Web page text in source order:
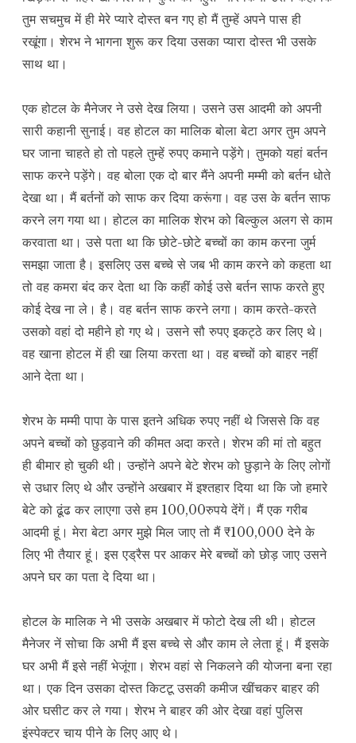
तुम सचमुच में ही मेरे प्यारे दोस्त बन गए हो मैं तुम्हें अपने पास ही
रखूंगा। शेरभ ने भागना शुरू कर दिया उसका प्यारा दोस्त भी उसके
साथ था।
एक होटल के मैनेजर ने उसे देख लिया। उसने उस आदमी को अपनी
सारी कहानी सुनाई। वह होटल का मालिक बोला बेटा अगर तुम अपने
घर जाना चाहते हो तो पहले तुम्हें रुपए कमाने पड़ेंगे। तुमको यहां बर्तन
साफ करने पड़ेंगे। वह बोला एक दो बार मैंने अपनी मम्मी को बर्तन धोते
देखा था। मैं बर्तनों को साफ कर दिया करूंगा। वह उस के बर्तन साफ
करने लग गया था। होटल का मालिक शेरभ को बिल्कुल अलग से काम
करवाता था। उसे पता था कि छोटे-छोटे बच्चों का काम करना जुर्म
समझा जाता है। इसलिए उस बच्चे से जब भी काम करने को कहता था
तो वह कमरा बंद कर देता था कि कहीं कोई उसे बर्तन साफ करते हुए
कोई देख ना ले। है। वह बर्तन साफ करने लगा। काम करते-करते
उसको वहां दो महीने हो गए थे। उसने सौ रुपए इकट्ठे कर लिए थे।
वह खाना होटल में ही खा लिया करता था। वह बच्चों को बाहर नहीं
आने देता था।
शेरभ के मम्मी पापा के पास इतने अधिक रुपए नहीं थे जिससे कि वह
अपने बच्चों को छुड़वाने की कीमत अदा करते। शेरभ की मां तो बहुत
ही बीमार हो चुकी थी। उन्होंने अपने बेटे शेरभ को छुड़ाने के लिए लोगों
से उधार लिए थे और उन्होंने अखबार में इश्तहार दिया था कि जो हमारे
बेटे को ढूंढ कर लाएगा उसे हम 100,00रुपये देंगें। मैं एक गरीब
आदमी हूं। मेरा बेटा अगर मुझे मिल जाए तो मैं ₹100,000 देने के
लिए भी तैयार हूं। इस एड्रैस पर आकर मेरे बच्चों को छोड़ जाए उसने
अपने घर का पता दे दिया था।
होटल के मालिक ने भी उसके अखबार में फोटो देख ली थी। होटल
मैनेजर नें सोचा कि अभी मैं इस बच्चे से और काम ले लेता हूं। मैं इसके
घर अभी मैं इसे नहीं भेजूंगा। शेरभ वहां से निकलने की योजना बना रहा
था। एक दिन उसका दोस्त किटटू उसकी कमीज खींचकर बाहर की
ओर घसीट कर ले गया। शेरभ ने बाहर की ओर देखा वहां पुलिस
इंस्पेक्टर चाय पीने के लिए आए थे।